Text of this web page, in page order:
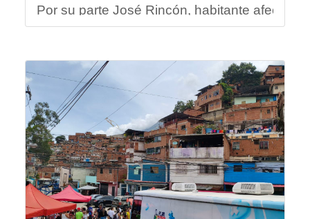
Por su parte José Rincón, habitante
“El proceso comenzó con una primera
Ante la emergencia, los vecinos del
Las cuadrillas de trabajo permanecen
Yois Coellar